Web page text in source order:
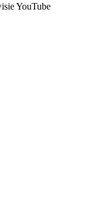
YouTube